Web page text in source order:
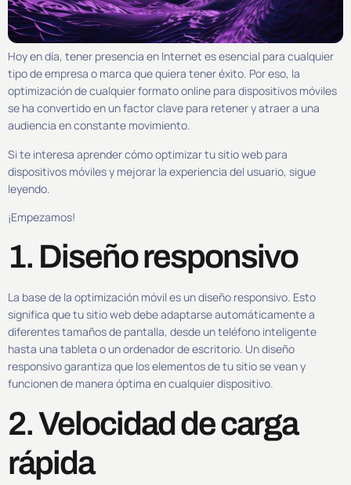
Hoy en día, tener presencia en Internet es esencial para cualquier
tipo de empresa o marca que quiera tener éxito. Por eso, la
optimización de cualquier formato online para dispositivos móviles
se ha convertido en un factor clave para retener y atraer a una
audiencia en constante movimiento.
Si te interesa aprender cómo optimizar tu sitio web para
dispositivos móviles y mejorar la experiencia del usuario, sigue
leyendo.
¡Empezamos!
1. Diseño responsivo
La base de la optimización móvil es un diseño responsivo. Esto
significa que tu sitio web debe adaptarse automáticamente a
diferentes tamaños de pantalla, desde un teléfono inteligente
hasta una tableta o un ordenador de escritorio. Un diseño
responsivo garantiza que los elementos de tu sitio se vean y
funcionen de manera óptima en cualquier dispositivo.
2. Velocidad de carga
rápida